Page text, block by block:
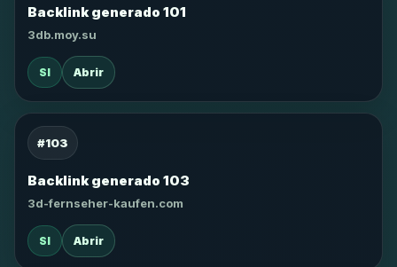
Backlink generado 101
3db.moy.su
SI Abrir
#103
Backlink generado 103
3d-fernseher-kaufen.com
SI Abrir